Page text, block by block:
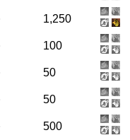
1,250
100
50
50
500